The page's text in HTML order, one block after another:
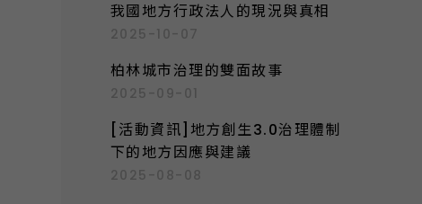
我國地方行政法人的現況與真相
2025-10-07
柏林城市治理的雙面故事
2025-09-01
[活動資訊]地方創生3.0治理體制
下的地方因應與建議
2025-08-08